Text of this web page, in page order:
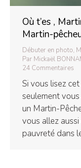
Où t’es ,
Martin-
Débuter en photo,
Par Mickaël
24 Commentaires
Si vous lisez
seulement
un Martin-
vous allez
pauvreté dans